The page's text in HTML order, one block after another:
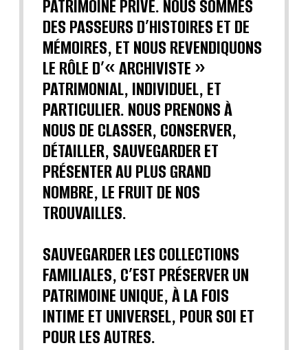
PATRIMOINE PRIVÉ. NOUS SOMMES
DES PASSEURS D’HISTOIRES ET DE
MÉMOIRES, ET NOUS REVENDIQUONS
LE RÔLE D’« ARCHIVISTE »
PATRIMONIAL, INDIVIDUEL, ET
PARTICULIER. NOUS PRENONS À
NOUS DE CLASSER, CONSERVER,
DÉTAILLER, SAUVEGARDER ET
PRÉSENTER AU PLUS GRAND
NOMBRE, LE FRUIT DE NOS
TROUVAILLES.
SAUVEGARDER LES COLLECTIONS
FAMILIALES, C’EST PRÉSERVER UN
PATRIMOINE UNIQUE, À LA FOIS
INTIME ET UNIVERSEL, POUR SOI ET
POUR LES AUTRES.